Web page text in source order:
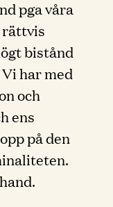
pga våra
rättvis
bistånd
har med
och
ens
på den